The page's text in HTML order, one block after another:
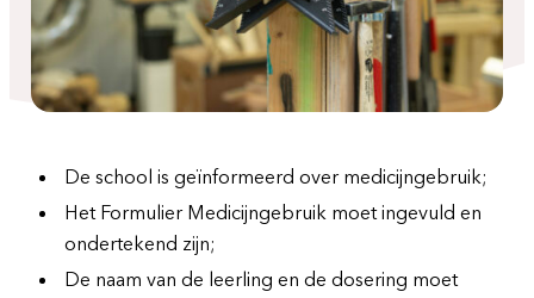
De school is geïnformeerd over medicijngebruik;
Het Formulier Medicijngebruik moet ingevuld en
ondertekend zijn;
De naam van de leerling en de dosering moet